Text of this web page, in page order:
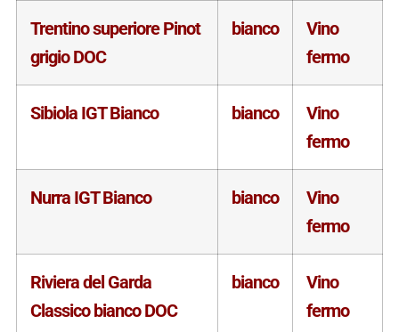
Trentino superiore Pinot
grigio DOC
bianco
Vino
fermo
Sibiola IGT Bianco bianco
Vino
fermo
Nurra IGT Bianco bianco
Vino
fermo
Riviera del Garda
Classico bianco DOC
bianco
Vino
fermo